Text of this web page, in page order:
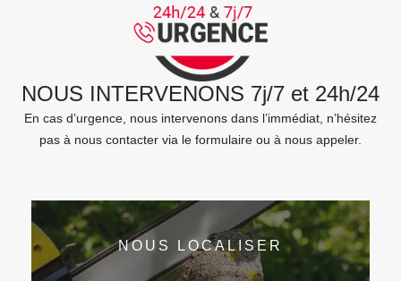
NOUS INTERVENONS 7j/7 et 24h/24
En cas d’urgence, nous intervenons dans l’immédiat, n’hésitez
pas à nous contacter via le formulaire ou à nous appeler.
NOUS LOCALISER